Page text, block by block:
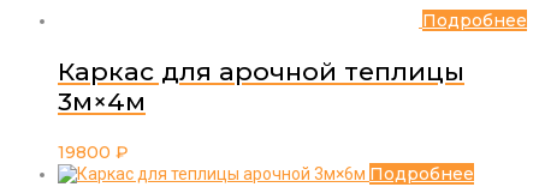
Подробнее
Каркас для арочной теплицы
3м×4м
19800 ₽
Подробнее